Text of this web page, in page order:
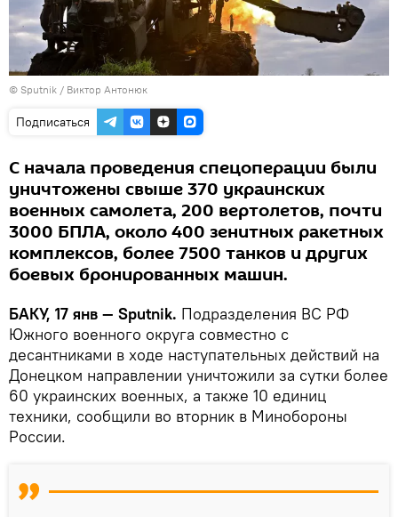
© Sputnik / Виктор Антонюк
Подписаться
С начала проведения спецоперации были
уничтожены свыше 370 украинских
военных самолета, 200 вертолетов, почти
3000 БПЛА, около 400 зенитных ракетных
комплексов, более 7500 танков и других
боевых бронированных машин.
БАКУ, 17 янв — Sputnik. Подразделения ВС РФ
Южного военного округа совместно с
десантниками в ходе наступательных действий на
Донецком направлении уничтожили за сутки более
60 украинских военных, а также 10 единиц
техники, сообщили во вторник в Минобороны
России.